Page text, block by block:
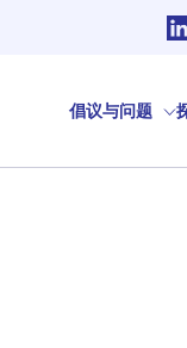
倡议与问题